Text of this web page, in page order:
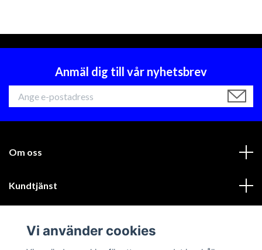
Anmäl dig till vår nyhetsbrev
Om oss
Kundtjänst
Vi använder cookies